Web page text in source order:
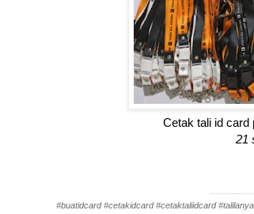
Cetak tali id card
21
#buatidcard #cetakidcard #cetaktaliidcard